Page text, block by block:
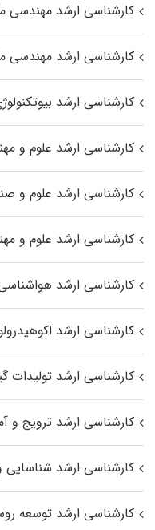
کارشناسی ارشد مهندسی
کارشناسی ارشد مهندسی
کارشناسی ارشد
کارشناسی ارشد علوم و
کارشناسی ارشد علوم و
کارشناسی ارشد علوم و
کارشناسی ارشد
کارشناسی ارشد
کارشناسی ارشد تولیدات
کارشناسی ارشد ترویج و
کارشناسی ارشد شناسایی
کارشناسی ارشد توسعه